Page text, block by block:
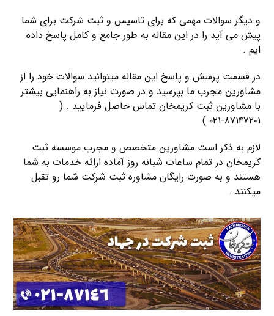
و دیگر سوالات مهمی که برای تاسیس و ثبت شرکت برای شما
پیش می آید را در این مقاله به طور جامع و کامل پاسخ داده
ایم .
در قسمت پرسش و پاسخ این مقاله میتوانید سوالات خود را از
مشاورین مجرب ما بپرسید و در صورت نیاز به راهنمایی بیشتر
با مشاورین ثبت کریمخان تماس حاصل فرمایید . (
۸۷۱۴۷۲۰۱-۰۲۱ )
لازم به ذکر است مشاورین متخصص و مجرب موسسه ثبت
کریمخان در تمام ساعات شبانه روز آماده ارائه خدمات به شما
هستند و به صورت رایگان مشاوره ثبت شرکت شما رو تقبل
میکنند .